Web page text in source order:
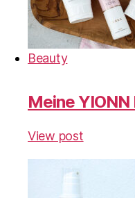
Beauty
Meine
View post